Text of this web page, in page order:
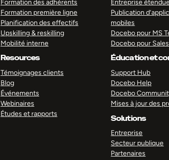
Formation des adhérents
Formation première ligne
Planification des effectifs
Upskilling & reskilling
Mobilité interne
Resources
Témoignages clients
Blog
Événements
Webinaires
Études et rapports
Entreprise
Publication
mobiles
Docebo pour MS
Docebo pour
Éducation et
Support Hub
Docebo Help
Docebo
Mises à jour des
Solutions
Entreprise
Secteur publique
Partenaires